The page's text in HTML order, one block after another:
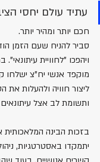
עתיד עולם יחסי
חכם יותר ומהיר יותר.
סביר להניח שעם הזמן
ויהפכו "לחוויית
מוקפד אנשי יח"צ ישלחו
ליצור חוויה ולהעלות את
ותשומת לב אצל
בזכות הבינה המלאכותית
יתמקדו באסטרטגיות,